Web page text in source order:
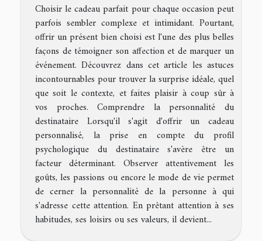
Choisir le cadeau parfait pour chaque occasion peut
parfois sembler complexe et intimidant. Pourtant,
offrir un présent bien choisi est l'une des plus belles
façons de témoigner son affection et de marquer un
événement. Découvrez dans cet article les astuces
incontournables pour trouver la surprise idéale, quel
que soit le contexte, et faites plaisir à coup sûr à
vos proches. Comprendre la personnalité du
destinataire Lorsqu'il s'agit d'offrir un cadeau
personnalisé, la prise en compte du profil
psychologique du destinataire s'avère être un
facteur déterminant. Observer attentivement les
goûts, les passions ou encore le mode de vie permet
de cerner la personnalité de la personne à qui
s'adresse cette attention. En prêtant attention à ses
habitudes, ses loisirs ou ses valeurs, il devient...